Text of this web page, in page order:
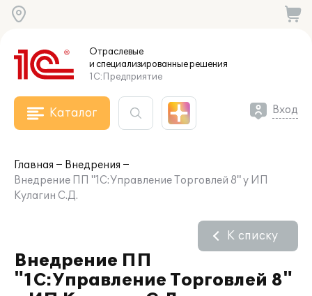
Отраслевые
и специализированныерешения
1С:Предприятие
Каталог Вход
Главная
Внедрения
Внедрение ПП "1С:Управление Торговлей 8" у ИП
Кулагин С.Д.
Внедрение ПП
"1С:Управление Торговлей 8"
К списку